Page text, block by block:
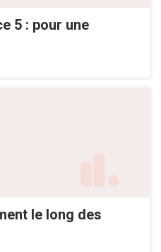
5 : pour une
le long des